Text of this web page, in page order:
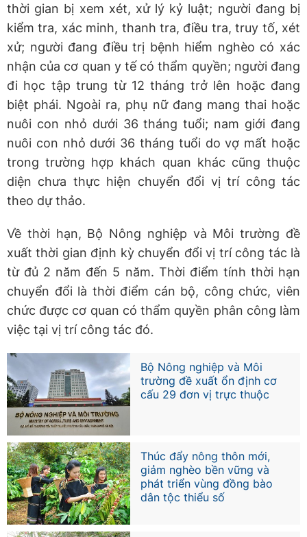
thời gian bị xem xét, xử lý kỷ luật; người đang bị
kiểm tra, xác minh, thanh tra, điều tra, truy tố, xét
xử; người đang điều trị bệnh hiểm nghèo có xác
nhận của cơ quan y tế có thẩm quyền; người đang
đi học tập trung từ 12 tháng trở lên hoặc đang
biệt phái. Ngoài ra, phụ nữ đang mang thai hoặc
nuôi con nhỏ dưới 36 tháng tuổi; nam giới đang
nuôi con nhỏ dưới 36 tháng tuổi do vợ mất hoặc
trong trường hợp khách quan khác cũng thuộc
diện chưa thực hiện chuyển đổi vị trí công tác
theo dự thảo.
Về thời hạn, Bộ Nông nghiệp và Môi trường đề
xuất thời gian định kỳ chuyển đổi vị trí công tác là
từ đủ 2 năm đến 5 năm. Thời điểm tính thời hạn
chuyển đổi là thời điểm cán bộ, công chức, viên
chức được cơ quan có thẩm quyền phân công làm
việc tại vị trí công tác đó.
Bộ Nông nghiệp và Môi
trường đề xuất ổn định cơ
cấu 29 đơn vị trực thuộc
Thúc đẩy nông thôn mới,
giảm nghèo bền vững và
phát triển vùng đồng bào
dân tộc thiểu số